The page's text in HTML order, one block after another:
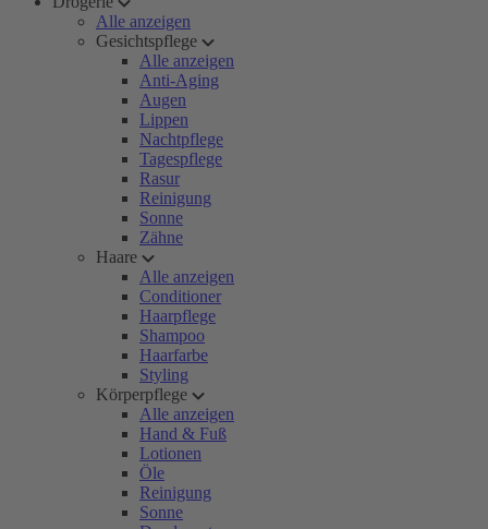
Alle anzeigen
Gesichtspflege
Alle anzeigen
Anti-Aging
Augen
Lippen
Nachtpflege
Tagespflege
Rasur
Reinigung
Sonne
Zähne
Haare
Alle anzeigen
Conditioner
Haarpflege
Shampoo
Haarfarbe
Styling
Körperpflege
Alle anzeigen
Hand & Fuß
Lotionen
Öle
Reinigung
Sonne